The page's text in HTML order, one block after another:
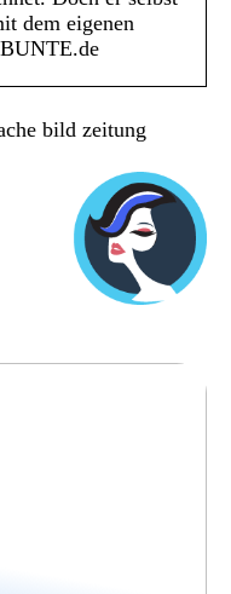
dem eigenen
bild zeitung